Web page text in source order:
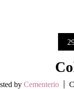
by Cementerio